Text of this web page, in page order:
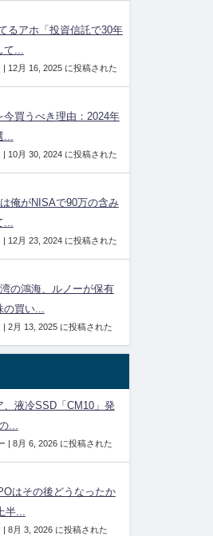
るアホ「投資信託で30年
て...
| 12月 16, 2025 に投稿された
今買うべき理由：2024年
...
| 10月 30, 2024 に投稿された
は俺がNISAで90万の含み
...
| 12月 23, 2024 に投稿された
湾の鴻海、ルノーが保有
の買い...
| 2月 13, 2025 に投稿された
、液冷SSD「CM10」発
...
| 8月 6, 2026 に投稿された
はその後どうなったか
半...
| 8月 3, 2026 に投稿された